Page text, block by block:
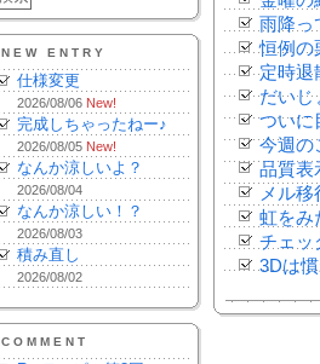
NEW ENTRY
仕様変更
2026/08/06 New!
完成しちゃったねー♪
2026/08/05 New!
なんか涼しいよ？
2026/08/04
なんか涼しい！？
2026/08/03
積み直し
2026/08/02
COMMENT
雨降っ
恒例の
定時退
だいじ
ついに
今週の
品質表
メル移
虹をみ
チェッ
3Dは